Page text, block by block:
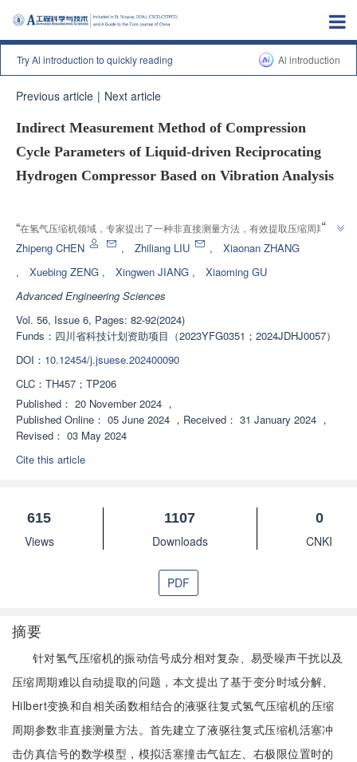
Try Al introduction to quickly reading Al introduction
Previous article | Next article
Indirect Measurement Method of Compression
Cycle Parameters of Liquid-driven Reciprocating
Hydrogen Compressor Based on Vibration Analysis
“在氢气压缩机领域，专家提出了一种非直接测量方法，有效提取压缩周期参
数，为状态监测和故障诊断提供基础参数。”
”
Zhipeng CHEN , Zhiliang LIU ,
Xiaonan ZHANG
,
Xuebing ZENG , Xingwen JIANG ,
Xiaoming GU
Advanced Engineering Sciences
Vol. 56, Issue 6, Pages: 82-92(2024)
Funds： 四川省科技计划资助项目（2023YFG0351；2024JDHJ0057）
DOI： 10.12454/j.jsuese.202400090
CLC： TH457；TP206
Published： 20 November 2024 ，
Published Online： 05 June 2024 ， Received： 31 January 2024 ，
Revised： 03 May 2024
Cite this article
615
Views
1107
Downloads
0
CNKI
PDF
摘要
针对氢气压缩机的振动信号成分相对复杂、易受噪声干扰以及
压缩周期难以自动提取的问题，本文提出了基于变分时域分解、
Hilbert变换和自相关函数相结合的液驱往复式氢气压缩机的压缩
周期参数非直接测量方法。首先建立了液驱往复式压缩机活塞冲
击仿真信号的数学模型，模拟活塞撞击气缸左、右极限位置时的